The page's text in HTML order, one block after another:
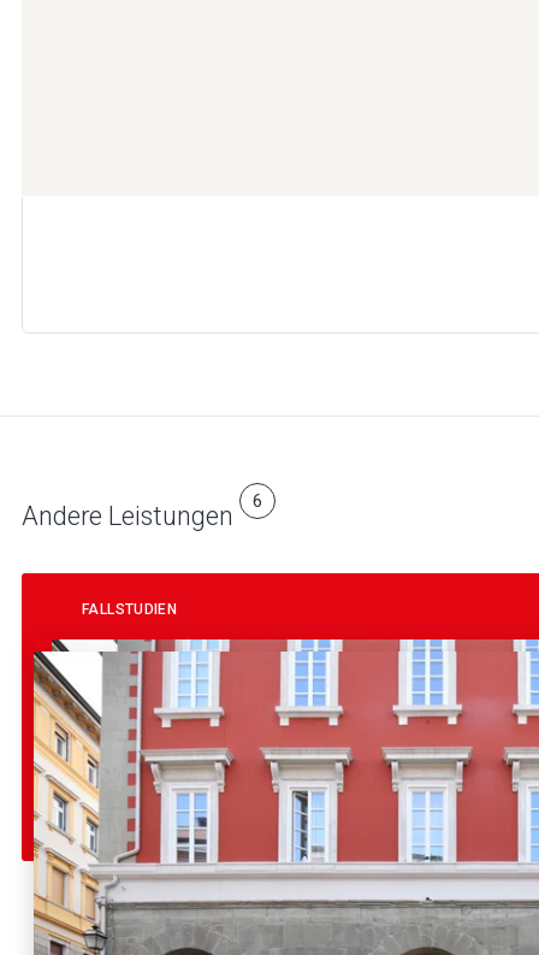
Andere Leistungen 6
FALLSTUDIEN